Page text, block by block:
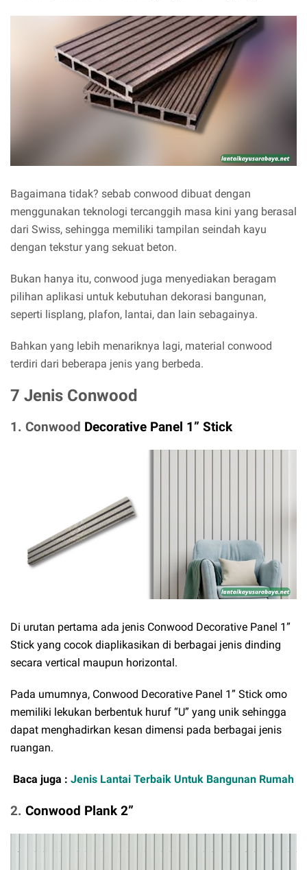
Bagaimana tidak? sebab conwood dibuat dengan
menggunakan teknologi tercanggih masa kini yang berasal
dari Swiss, sehingga memiliki tampilan seindah kayu
dengan tekstur yang sekuat beton.
Bukan hanya itu, conwood juga menyediakan beragam
pilihan aplikasi untuk kebutuhan dekorasi bangunan,
seperti lisplang, plafon, lantai, dan lain sebagainya.
Bahkan yang lebih menariknya lagi, material conwood
terdiri dari beberapa jenis yang berbeda.
7 Jenis Conwood
1. Conwood Decorative Panel 1” Stick
Di urutan pertama ada jenis Conwood Decorative Panel 1”
Stick yang cocok diaplikasikan di berbagai jenis dinding
secara vertical maupun horizontal.
Pada umumnya, Conwood Decorative Panel 1” Stick omo
memiliki lekukan berbentuk huruf “U” yang unik sehingga
dapat menghadirkan kesan dimensi pada berbagai jenis
ruangan.
Baca juga : Jenis Lantai Terbaik Untuk Bangunan Rumah
2. Conwood Plank 2”